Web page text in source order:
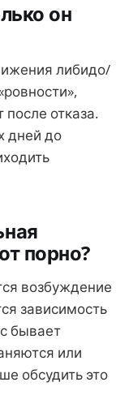
он
либидо/
отказа.
дней до
порно?
возбуждение
зависимость
бывает
или
обсудить это